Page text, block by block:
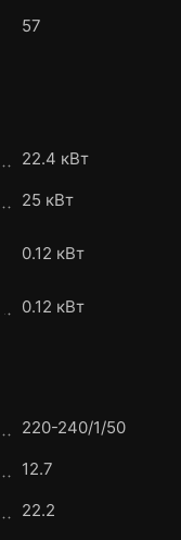
57
22.4 кВт
25 кВт
0.12 кВт
0.12 кВт
220-240/1/50
12.7
22.2